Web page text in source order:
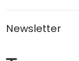
Newsletter